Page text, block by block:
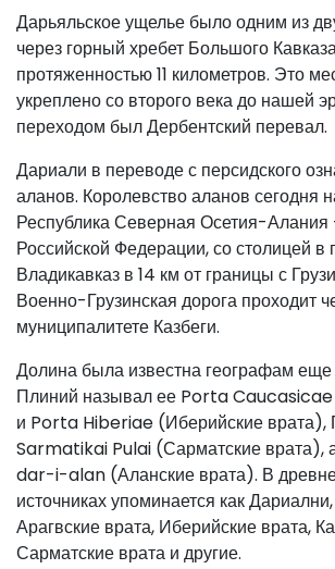
Дарьяльское ущелье было одним из
через горный хребет Большого
протяженностью 11 километров. Это
укреплено со второго века до нашей
переходом был Дербентский перевал.
Дариали в переводе с персидского
аланов. Королевство аланов сегодня
Республика Северная Осетия-Алания
Российской Федерации, со столицей в
Владикавказ в 14 км от границы с
Военно-Грузинская дорога проходит
муниципалитете Казбеги.
Долина была известна географам еще
Плиний называл ее Porta Caucasicae
и Porta Hiberiae (Иберийские врата),
Sarmatikai Pulai (Сарматские врата),
dar-i-alan (Аланские врата). В
источниках упоминается как
Арагвские врата, Иберийские врата,
Сарматские врата и другие.